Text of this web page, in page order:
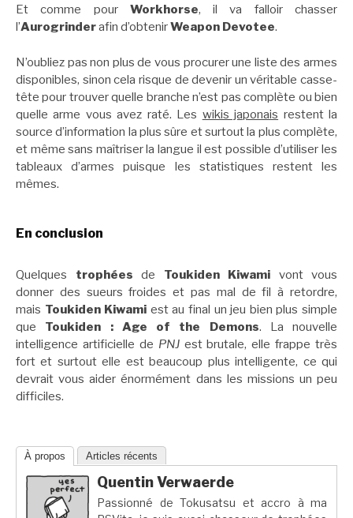
Et comme pour Workhorse, il va falloir chasser
l’Aurogrinderafin d’obtenirWeapon Devotee.
N’oubliez pas non plus de vous procurer une liste des armes
disponibles, sinon cela risque de devenir un véritable casse-
tête pour trouver quelle branche n’est pas complète ou bien
quelle arme vous avez raté. Les wikis japonais restent la
source d’information la plus sûre et surtout la plus complète,
et même sans maîtriser la langue il est possible d’utiliser les
tableaux d’armes puisque les statistiques restent les
mêmes.
En conclusion
Quelques trophées de Toukiden Kiwami vont vous
donner des sueurs froides et pas mal de fil à retordre,
mais Toukiden Kiwami est au final un jeu bien plus simple
que Toukiden : Age of the Demons. La nouvelle
intelligence artificielle de PNJest brutale, elle frappe très
fort et surtout elle est beaucoup plus intelligente, ce qui
devrait vous aider énormément dans les missions un peu
difficiles.
À propos Articles récents
Quentin Verwaerde
Passionné de Tokusatsu et accro à ma